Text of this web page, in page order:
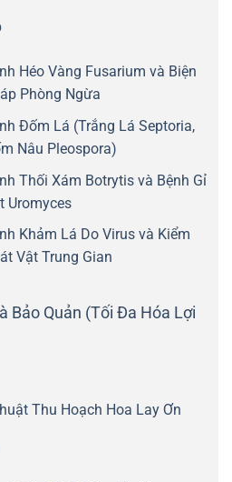
Héo Vàng Fusarium và Biện
Phòng Ngừa
Đốm Lá (Trắng Lá Septoria,
Nâu Pleospora)
Thối Xám Botrytis và Bệnh Gỉ
Uromyces
Khảm Lá Do Virus và Kiểm
Vật Trung Gian
Bảo Quản (Tối Đa Hóa Lợi
Thu Hoạch Hoa Lay Ơn